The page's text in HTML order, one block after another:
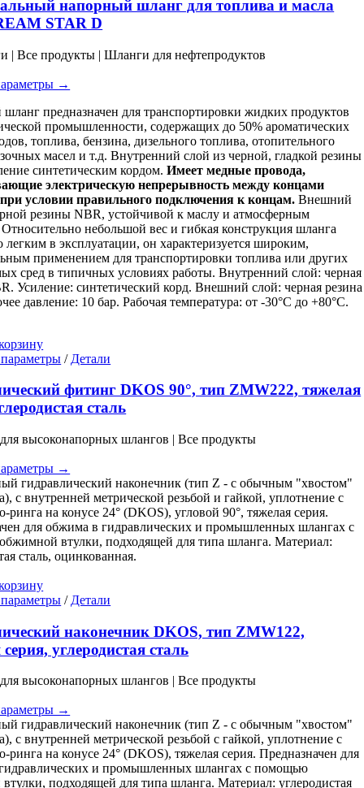
несколько
вариаций.
можно
на
товара.
напорный шланг для топлива и масла
STAR D
| Все продукты | Шланги для нефтепродуктов
→
предназначен для транспортировки жидких продуктов
промышленности, содержащих до 50% ароматических
топлива, бензина, дизельного топлива, отопительного
масел и т.д. Внутренний слой из черной, гладкой резины
синтетическим кордом.Имеет медные провода,
электрическую непрерывность между концами
условии правильного подключения к концам. Внешний
резины NBR, устойчивой к маслу и атмосферным
небольшой вес и гибкая конструкция шланга
легким в эксплуатации, он характеризуется широким,
применением для транспортировки топлива или других
сред в типичных условиях работы. Внутренний слой: черная
Усиление: синтетический корд. Внешний слой: черная резина
давление: 10 бар. Рабочая температура: от -30°C до +80°C.
Этот
имеет
несколько
вариаций.
можно
на
странице
товара.
/ Детали
фитинг DKOS 90°, тип ZMW222, тяжелая
сталь
высоконапорных шлангов | Все продукты
→
гидравлический наконечник (тип Z - с обычным "хвостом"
с внутренней метрической резьбой и гайкой, уплотнение с
на конусе 24° (DKOS), угловой 90°, тяжелая серия.
для обжима в гидравлических и промышленных шлангах с
втулки, подходящей для типа шланга. Материал:
сталь, оцинкованная.
Этот
имеет
несколько
вариаций.
можно
на
странице
товара.
/ Детали
наконечник DKOS, тип ZMW122,
углеродистая сталь
высоконапорных шлангов | Все продукты
→
гидравлический наконечник (тип Z - с обычным "хвостом"
с внутренней метрической резьбой с гайкой, уплотнение с
на конусе 24° (DKOS), тяжелая серия. Предназначен для
и промышленных шлангах с помощью
подходящей для типа шланга. Материал: углеродистая